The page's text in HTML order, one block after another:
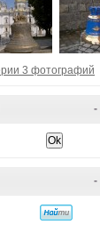
3 фотографий
-
-